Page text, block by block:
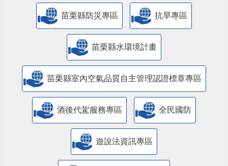
苗栗縣防災專區 抗旱專區
苗栗縣水環境計畫
苗栗縣室內空氣品質自主管理認證標章專區
酒後代駕服務專區 全民國防
遊說法資訊專區